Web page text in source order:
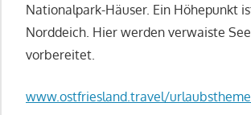
Nationalpark-Häuser. Ein Höhepunkt
Norddeich. Hier werden verwaiste
vorbereitet.
www.ostfriesland.travel/